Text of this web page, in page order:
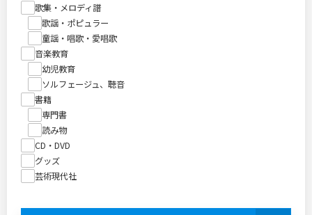
歌集・メロディ譜
歌謡・ポピュラー
童謡・唱歌・愛唱歌
音楽教育
幼児教育
ソルフェージュ、聴音
書籍
専門書
読み物
CD・DVD
グッズ
芸術現代社